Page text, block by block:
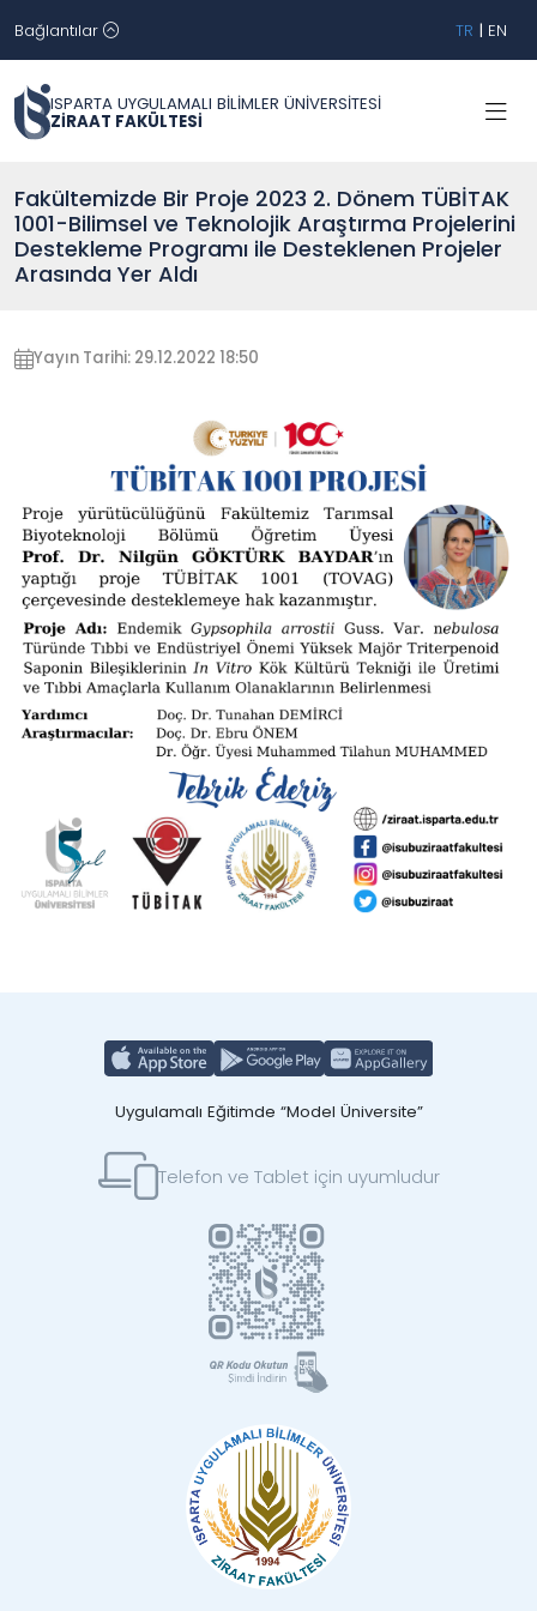
Bağlantılar TR | EN
ISPARTA UYGULAMALI BİLİMLER ÜNİVERSİTESİ
ZİRAAT FAKÜLTESİ
Fakültemizde Bir Proje 2023 2. Dönem TÜBİTAK
1001-Bilimsel ve Teknolojik Araştırma Projelerini
Destekleme Programı ile Desteklenen Projeler
Arasında Yer Aldı
Yayın Tarihi: 29.12.2022 18:50
Uygulamalı Eğitimde “Model Üniversite”
Telefon ve Tablet için uyumludur